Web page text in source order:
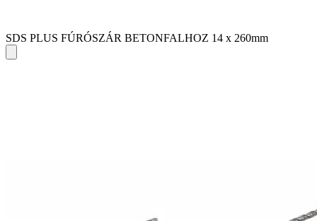
SDS PLUS FÚRÓSZÁR BETONFALHOZ 14 x 260mm